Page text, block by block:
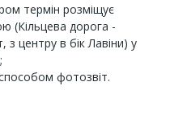
термін розміщує
(Кільцева дорога -
центру в бік Лавіни) у
фотозвіт.